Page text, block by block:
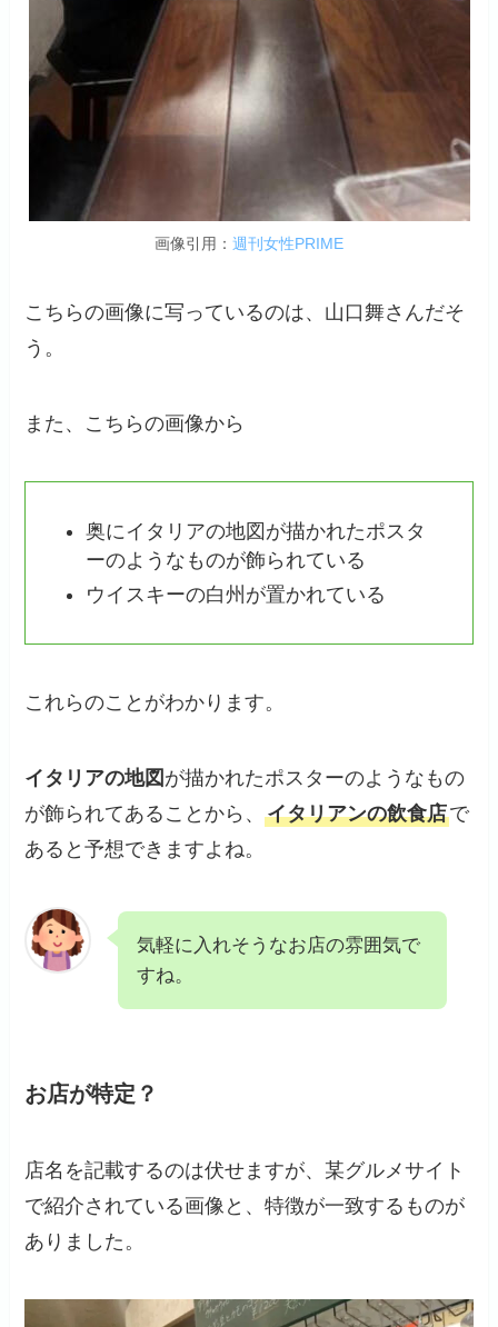
画像引用： 週刊女性PRIME
こちらの画像に写っているのは、山口舞さんだそ
う。
また、こちらの画像から
奥にイタリアの地図が描かれたポスタ
ーのようなものが飾られている
ウイスキーの白州が置かれている
これらのことがわかります。
イタリアの地図 が描かれたポスターのようなもの
が飾られてあることから、イタリアンの飲食店で
あると予想できますよね。
気軽に入れそうなお店の雰囲気で
すね。
お店が特定？
店名を記載するのは伏せますが、某グルメサイト
で紹介されている画像と、特徴が一致するものが
ありました。